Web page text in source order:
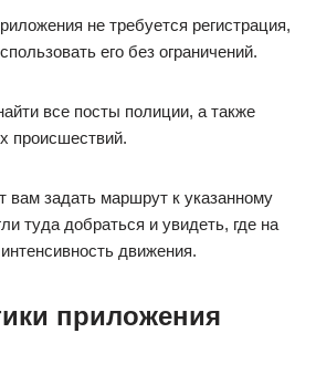
не требуется регистрация,
его без ограничений.
все посты полиции, а также
происшествий.
вам задать маршрут к указанному
туда добраться и увидеть, где на
движения.
приложения